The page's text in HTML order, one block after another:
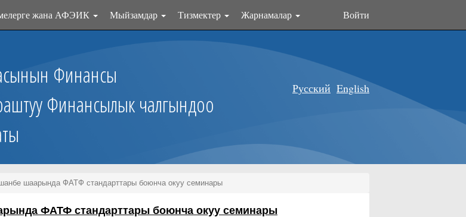
жана АФЭИК Мыйзамдар Тизмектер Жарнамалар Войти
Финансы
Финансылык чалгындоо
Русский English
шаарында ФАТФ стандарттары боюнча окуу семинары
ФАТФ стандарттары боюнча окуу семинары